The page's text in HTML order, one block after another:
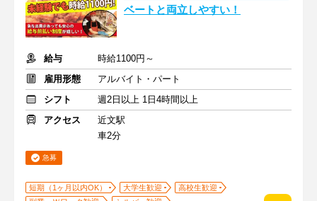
ベートと両立しやすい！
給与
時給1100円～
雇用形態
アルバイト・パート
シフト
週2日以上 1日4時間以上
アクセス
近文駅
車2分
急募
短期（1ヶ月以内OK） 大学生歓迎
高校生歓迎